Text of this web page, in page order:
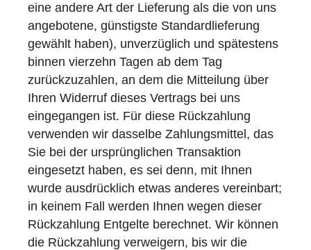
eine andere Art der Lieferung als die von uns
angebotene, günstigste Standardlieferung
gewählt haben), unverzüglich und spätestens
binnen vierzehn Tagen ab dem Tag
zurückzuzahlen, an dem die Mitteilung über
Ihren Widerruf dieses Vertrags bei uns
eingegangen ist. Für diese Rückzahlung
verwenden wir dasselbe Zahlungsmittel, das
Sie bei der ursprünglichen Transaktion
eingesetzt haben, es sei denn, mit Ihnen
wurde ausdrücklich etwas anderes vereinbart;
in keinem Fall werden Ihnen wegen dieser
Rückzahlung Entgelte berechnet. Wir können
die Rückzahlung verweigern, bis wir die